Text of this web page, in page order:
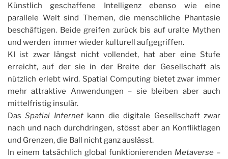
Künstlich geschaffene Intelligenz ebenso wie eine
parallele Welt sind Themen, die menschliche Phantasie
beschäftigen. Beide greifen zurück bis auf uralte Mythen
und werden immer wieder kulturell aufgegriffen.
KI ist zwar längst nicht vollendet, hat aber eine Stufe
erreicht, auf der sie in der Breite der Gesellschaft als
nützlich erlebt wird. Spatial Computing bietet zwar immer
mehr attraktive Anwendungen – sie bleiben aber auch
mittelfristig insulär.
DasSpatial Internetkann die digitale Gesellschaft zwar
nach und nach durchdringen, stösst aber an Konfliktlagen
und Grenzen, die Ball nicht ganz auslässt.
In einem tatsächlich global funktionierenden Metaverse –